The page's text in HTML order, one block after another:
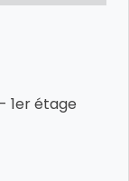
1er étage